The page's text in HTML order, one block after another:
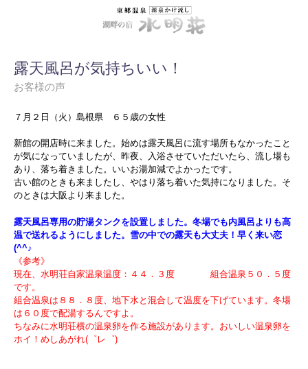
露天風呂が気持ちいい！
お客様の声
７月２日（火）島根県 ６５歳の女性
新館の開店時に来ました。始めは露天風呂に流す場所もなかったこと
が気になっていましたが、昨夜、入浴させていただいたら、流し場も
あり、落ち着きました。いいお湯加減でよかったです。
古い館のときも来ましたし、やはり落ち着いた気持になりました。そ
のときは大阪より来ました。
露天風呂専用の貯湯タンクを設置しました。冬場でも内風呂よりも高
温で送れるようにしました。雪の中での露天も大丈夫！早く来い恋
(^^♪
《参考》
現在、水明荘自家温泉温度：４４．３度 組合温泉５０．５度
です。
組合温泉は８８．８度、地下水と混合して温度を下げています。冬場
は６０度で配湯するんですよ。
ちなみに水明荘横の温泉卵を作る施設があります。おいしい温泉卵を
ホイ！めしあがれ(゜レ゜)